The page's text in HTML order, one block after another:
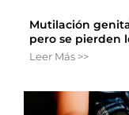
Mutilación
pero se pierden
Leer Más >>